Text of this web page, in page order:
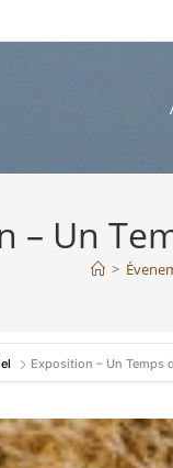
– Un
>
Exposition – Un Temps